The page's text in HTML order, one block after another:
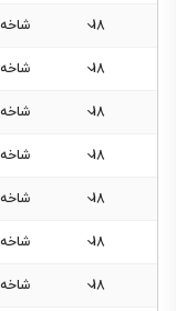
18 شاخه
18 شاخه
18 شاخه
18 شاخه
18 شاخه
18 شاخه
18 شاخه